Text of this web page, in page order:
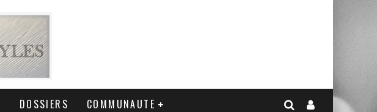
DOSSIERS COMMUNAUTE